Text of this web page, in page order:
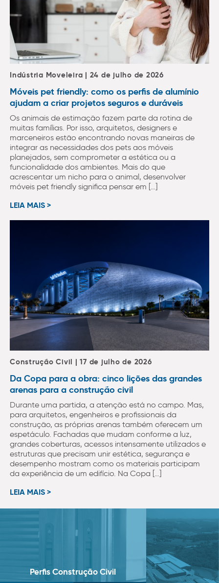
Indústria Moveleira | 24 de julho de 2026
Móveis pet friendly: como os perfis de alumínio
ajudam a criar projetos seguros e duráveis
Os animais de estimação fazem parte da rotina de
muitas famílias. Por isso, arquitetos, designers e
marceneiros estão encontrando novas maneiras de
integrar as necessidades dos pets aos móveis
planejados, sem comprometer a estética ou a
funcionalidade dos ambientes. Mais do que
acrescentar um nicho para o animal, desenvolver
móveis pet friendly significa pensar em […]
LEIA MAIS >
Construção Civil | 17 de julho de 2026
Da Copa para a obra: cinco lições das grandes
arenas para a construção civil
Durante uma partida, a atenção está no campo. Mas,
para arquitetos, engenheiros e profissionais da
construção, as próprias arenas também oferecem um
espetáculo. Fachadas que mudam conforme a luz,
grandes coberturas, acessos intensamente utilizados e
estruturas que precisam unir estética, segurança e
desempenho mostram como os materiais participam
da experiência de um edifício. Na Copa […]
LEIA MAIS >
Perfis Construção Civil